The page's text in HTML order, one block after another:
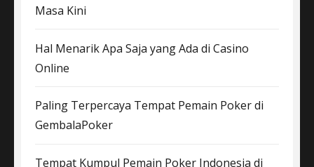
Masa Kini
Hal Menarik Apa Saja yang Ada di Casino
Online
Paling Terpercaya Tempat Pemain Poker di
GembalaPoker
Tempat Kumpul Pemain Poker Indonesia di